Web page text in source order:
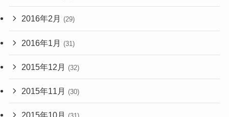
2016年2月 (29)
2016年1月 (31)
2015年12月 (32)
2015年11月 (30)
2015年10月